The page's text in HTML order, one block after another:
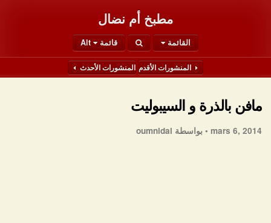
مطبخ أم نضال
القائمة قائمة Alt
المنشورات الأقدم المنشورات الأحدث
مافن بالذرة و السيبوليت
mars 6, 2014 • بواسطة oumnidal